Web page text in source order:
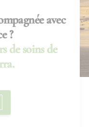
avec
?
de soins de